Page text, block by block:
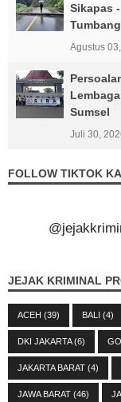
Sikapas
Tumbang
Agustus
Sumsel
Juli 30,
FOLLOW TIKTOK
JEJAK KRIMINAL
ACEH (39) BALI (4)
DKI JAKARTA(6)
JAKARTA BARAT (4)
JAWA BARAT (46)